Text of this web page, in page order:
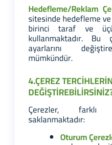
Hedefleme/Reklam
sitesinde hedefleme
birinci taraf ve
kullanmaktadır. Bu
ayarlarını
mümkündür.
4.ÇEREZ
Çerezler, farklı
saklanmaktadır:
Oturum